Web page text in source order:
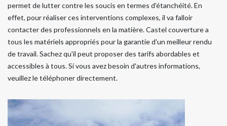
permet de lutter contre les soucis en termes d'étanchéité. En
effet, pour réaliser ces interventions complexes, il va falloir
contacter des professionnels en la matière. Castel couverture a
tous les matériels appropriés pour la garantie d'un meilleur rendu
de travail. Sachez qu'il peut proposer des tarifs abordables et
accessibles à tous. Si vous avez besoin d'autres informations,
veuillez le téléphoner directement.